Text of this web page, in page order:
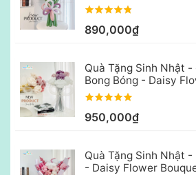
890,000₫
Quà Tặng Sinh Nhật -
Bong Bóng - Daisy
950,000₫
Quà Tặng Sinh Nhật -
- Daisy Flower